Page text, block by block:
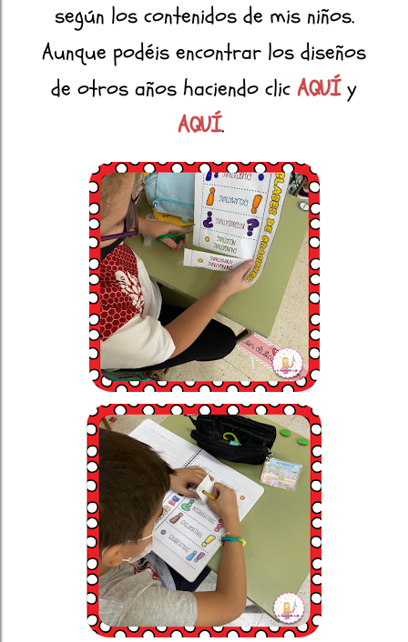
según los contenidos de mis niños.
Aunque podéis encontrar los diseños
de otros años haciendo clic AQUÍy
AQUÍ.